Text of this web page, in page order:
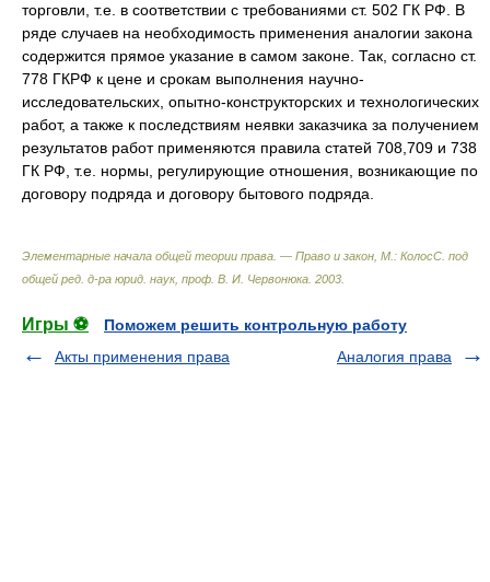
торговли, т.е. в соответствии с требованиями ст. 502 ГК РФ. В
ряде случаев на необходимость применения аналогии закона
содержится прямое указание в самом законе. Так, согласно ст.
778 ГКРФ к цене и срокам выполнения научно-
исследовательских, опытно-конструкторских и технологических
работ, а также к последствиям неявки заказчика за получением
результатов работ применяются правила статей 708,709 и 738
ГК РФ, т.е. нормы, регулирующие отношения, возникающие по
договору подряда и договору бытового подряда.
Элементарные начала общей теории права. — Право и закон, М.: КолосС под
общей ред. д-ра юрид. наук, проф. В. И. Червонюка 2003
Игры ⚽
Поможем решить контрольную работу
Акты применения права
Аналогия права